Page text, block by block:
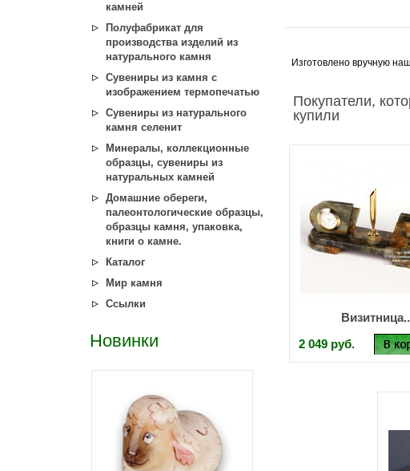
камней
Полуфабрикат для
производства изделий из
натурального камня
Сувениры из камня с
изображением термопечатью
Сувениры из натурального
камня селенит
Минералы, коллекционные
образцы, сувениры из
натуральных камней
Домашние обереги,
палеонтологические образцы,
образцы камня, упаковка,
книги о камне.
Каталог
Мир камня
Ссылки
Новинки
Изготовлено вручную
Покупатели,
купили
2 049 руб.